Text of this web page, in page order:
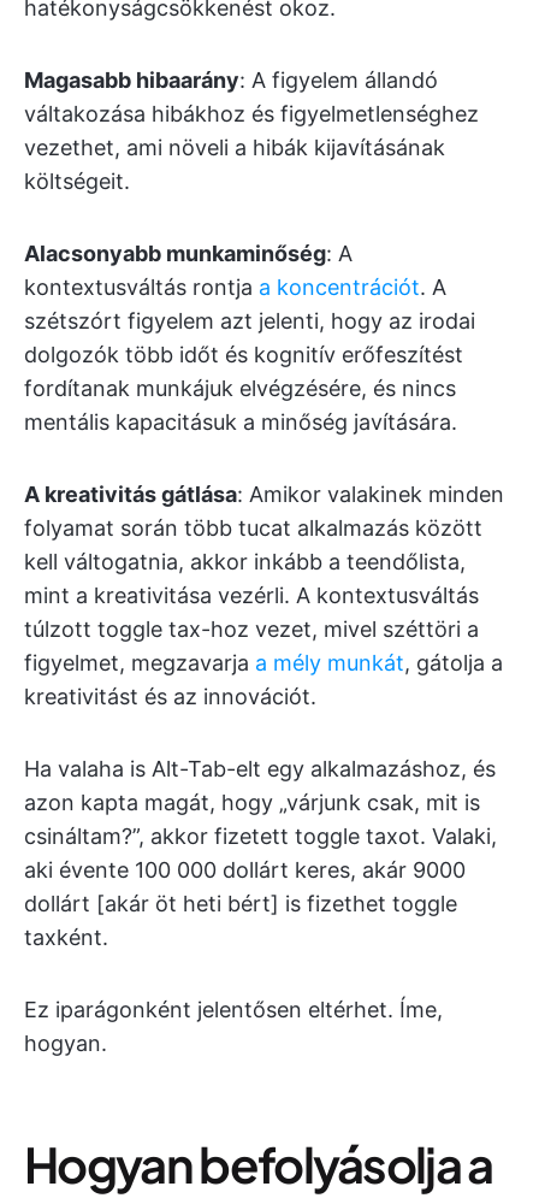
hatékonyságcsökkenést okoz.
Magasabb hibaarány: A figyelem állandó
váltakozása hibákhoz és figyelmetlenséghez
vezethet, ami növeli a hibák kijavításának
költségeit.
Alacsonyabb munkaminőség: A
kontextusváltás rontja a koncentrációt. A
szétszórt figyelem azt jelenti, hogy az irodai
dolgozók több időt és kognitív erőfeszítést
fordítanak munkájuk elvégzésére, és nincs
mentális kapacitásuk a minőség javítására.
A kreativitás gátlása: Amikor valakinek minden
folyamat során több tucat alkalmazás között
kell váltogatnia, akkor inkább a teendőlista,
mint a kreativitása vezérli. A kontextusváltás
túlzott toggle tax-hoz vezet, mivel széttöri a
figyelmet, megzavarja a mély munkát, gátolja a
kreativitást és az innovációt.
Ha valaha is Alt-Tab-elt egy alkalmazáshoz, és
azon kapta magát, hogy „várjunk csak, mit is
csináltam?”, akkor fizetett toggle taxot. Valaki,
aki évente 100 000 dollárt keres, akár 9000
dollárt [akár öt heti bért] is fizethet toggle
taxként.
Ez iparágonként jelentősen eltérhet. Íme,
hogyan.
Hogyan befolyásolja a